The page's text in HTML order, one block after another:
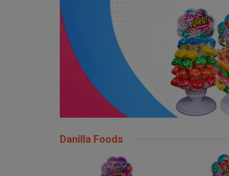
Danilla Foods